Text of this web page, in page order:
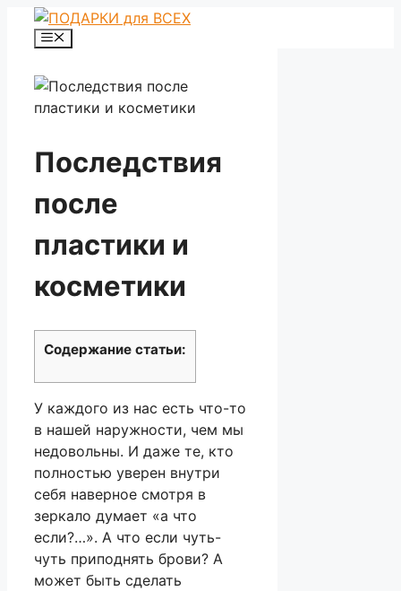
Перейти
Меню
Последствия
после
пластики и
косметики
Содержание статьи:
У каждого из нас есть что-то
в нашей наружности, чем мы
недовольны. И даже те, кто
полностью уверен внутри
себя наверное смотря в
зеркало думает «а что
если?…». А что если чуть-
чуть приподнять брови? А
может быть сделать